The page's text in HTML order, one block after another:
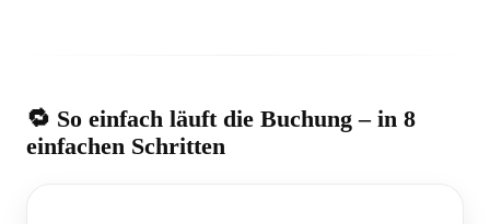
🔁 So einfach läuft die Buchung – in 8
einfachen Schritten